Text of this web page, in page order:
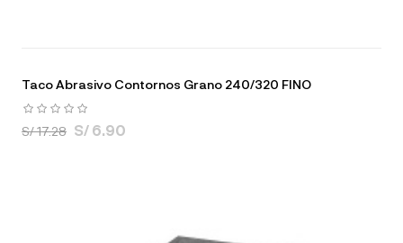
Taco Abrasivo Contornos Grano 240/320 FINO
S/ 17.28 S/ 6.90